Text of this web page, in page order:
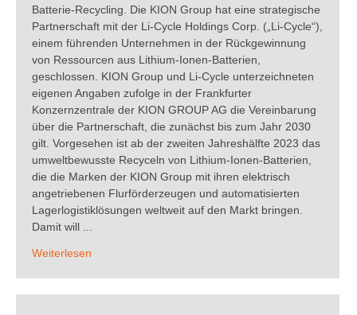
Batterie-Recycling. Die KION Group hat eine strategische
Partnerschaft mit der Li-Cycle Holdings Corp. („Li-Cycle“),
einem führenden Unternehmen in der Rückgewinnung
von Ressourcen aus Lithium-Ionen-Batterien,
geschlossen. KION Group und Li-Cycle unterzeichneten
eigenen Angaben zufolge in der Frankfurter
Konzernzentrale der KION GROUP AG die Vereinbarung
über die Partnerschaft, die zunächst bis zum Jahr 2030
gilt. Vorgesehen ist ab der zweiten Jahreshälfte 2023 das
umweltbewusste Recyceln von Lithium-Ionen-Batterien,
die die Marken der KION Group mit ihren elektrisch
angetriebenen Flurförderzeugen und automatisierten
Lagerlogistiklösungen weltweit auf den Markt bringen.
Damit will ...
Weiterlesen